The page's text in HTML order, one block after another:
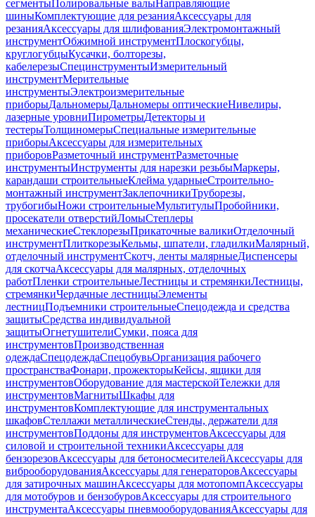
сегментыПолировальные валыНаправляющие
шиныКомплектующие для резанияАксессуары для
резанияАксессуары для шлифованияЭлектромонтажный
инструментОбжимной инструментПлоскогубцы,
круглогубцыКусачки, болторезы,
кабелерезыСпецинструментыИзмерительный
инструментМерительные
инструментыЭлектроизмерительные
приборыДальномерыДальномеры оптическиеНивелиры,
лазерные уровниПирометрыДетекторы и
тестерыТолщиномерыСпециальные измерительные
приборыАксессуары для измерительных
приборовРазметочный инструментРазметочные
инструментыИнструменты для нарезки резьбыМаркеры,
карандаши строительныеКлейма ударныеСтроительно-
монтажный инструментЗаклепочникиТруборезы,
трубогибыНожи строительныеМультитулыПробойники,
просекатели отверстийЛомыСтеплеры
механическиеСтеклорезыПрикаточные валикиОтделочный
инструментПлиткорезыКельмы, шпатели, гладилкиМалярный,
отделочный инструментСкотч, ленты малярныеДиспенсеры
для скотчаАксессуары для малярных, отделочных
работПленки строительныеЛестницы и стремянкиЛестницы,
стремянкиЧердачные лестницыЭлементы
лестницПодъемники строительныеСпецодежда и средства
защитыСредства индивидуальной
защитыОгнетушителиСумки, пояса для
инструментовПроизводственная
одеждаСпецодеждаСпецобувьОрганизация рабочего
пространстваФонари, прожекторыКейсы, ящики для
инструментовОборудование для мастерскойТележки для
инструментовМагнитыШкафы для
инструментовКомплектующие для инструментальных
шкафовСтеллажи металлическиеСтенды, держатели для
инструментовПоддоны для инструментовАксессуары для
силовой и строительной техникиАксессуары для
бензорезовАксессуары для бетоносмесителейАксессуары для
виброоборудованияАксессуары для генераторовАксессуары
для затирочных машинАксессуары для мотопомпАксессуары
для мотобуров и бензобуровАксессуары для строительного
инструментаАксессуары пневмооборудованияАксессуары для